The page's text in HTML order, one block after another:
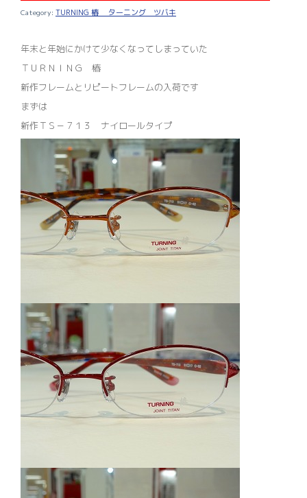
TURNING 椿 ターニング ツバキ
年末と年始にかけて少なくなってしまっていた
ＴＵＲＮＩＮＧ 椿
新作フレームとリピートフレームの入荷です
まずは
新作ＴＳ－７１３ ナイロールタイプ